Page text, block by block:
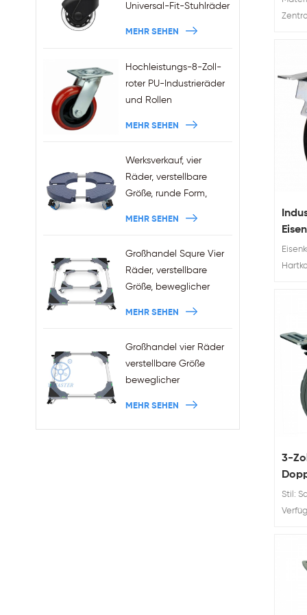
Universal-Fit-Stuhlräder
MEHR SEHEN
Hochleistungs-8-Zoll-
roter PU-Industrieräder
und Rollen
MEHR SEHEN
Werksverkauf, vier
Räder, verstellbare
Größe, runde Form,
MEHR SEHEN
Großhandel Squre Vier
Räder, verstellbare
Größe, beweglicher
MEHR SEHEN
Großhandel vier Räder
verstellbare Größe
beweglicher
MEHR SEHEN
3-
Stil: